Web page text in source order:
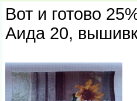
Вот и готово
Аида 20,